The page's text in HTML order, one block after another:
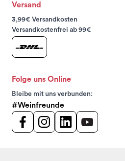
Versand
3,99€ Versandkosten
Versandkostenfrei ab 99€
Folge uns Online
Bleibe mit uns verbunden:
#Weinfreunde